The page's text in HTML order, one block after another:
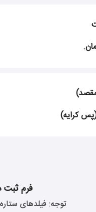
کرایه)
فرم ثبت
توجه: فیلدهای